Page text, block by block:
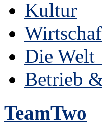
Kultur
Die Welt
Betrieb
TeamTwo